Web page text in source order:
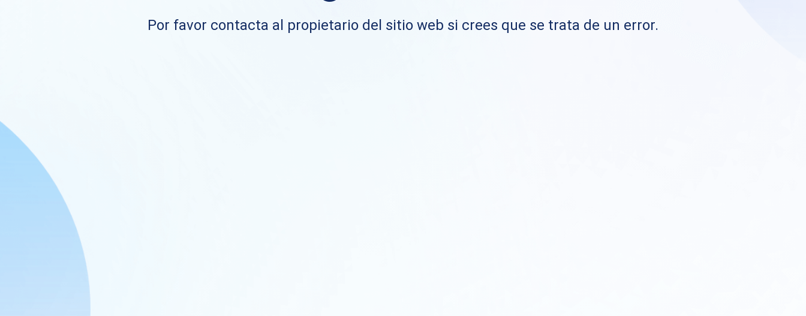
Por favor contacta al propietario del sitio web si crees que se trata de un error.